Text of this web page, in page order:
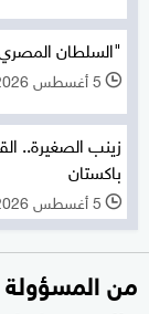
"السلطان
l 5 أغسطس 2026
زينب الصغيرة..
باكستان
l 5 أغسطس 2026
من المسؤولة